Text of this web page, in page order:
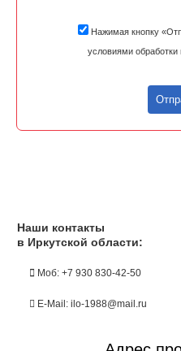
Нажимая кнопку
условиями
Наши контакты
в Иркутской области:
Моб: +7 930 830-42-50
E-Mail: ilo-1988@mail.ru